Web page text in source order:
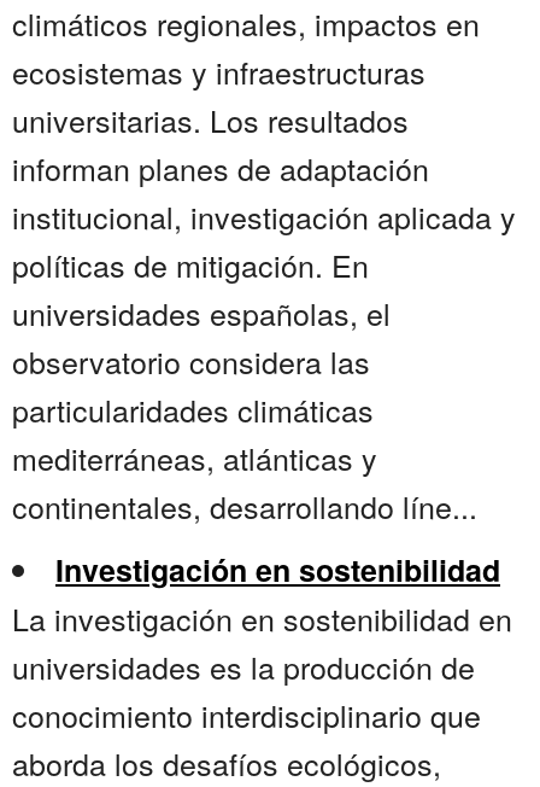
climáticos regionales, impactos en
ecosistemas y infraestructuras
universitarias. Los resultados
informan planes de adaptación
institucional, investigación aplicada y
políticas de mitigación. En
universidades españolas, el
observatorio considera las
particularidades climáticas
mediterráneas, atlánticas y
continentales, desarrollando líne...
Investigación en sostenibilidad
La investigación en sostenibilidad en
universidades es la producción de
conocimiento interdisciplinario que
aborda los desafíos ecológicos,